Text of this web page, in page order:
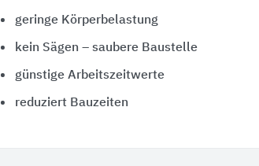
geringe Körperbelastung
kein Sägen – saubere Baustelle
günstige Arbeitszeitwerte
reduziert Bauzeiten